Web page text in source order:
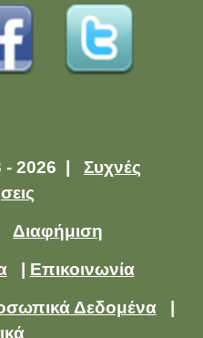
- 2026 | Συχνές
Διαφήμιση
| Επικοινωνία
Δεδομένα|